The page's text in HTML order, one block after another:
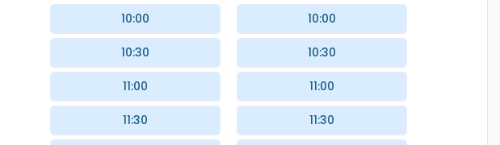
10:00
10:30
11:00
11:30
10:00
10:30
11:00
11:30